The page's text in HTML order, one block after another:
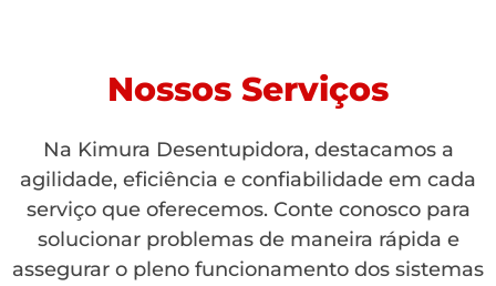
Nossos Serviços
Na Kimura Desentupidora, destacamos a
agilidade, eficiência e confiabilidade em cada
serviço que oferecemos. Conte conosco para
solucionar problemas de maneira rápida e
assegurar o pleno funcionamento dos sistemas